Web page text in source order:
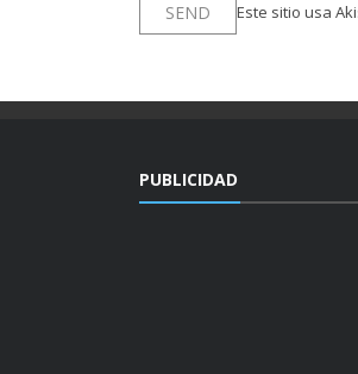
Este sitio usa
PUBLICIDAD